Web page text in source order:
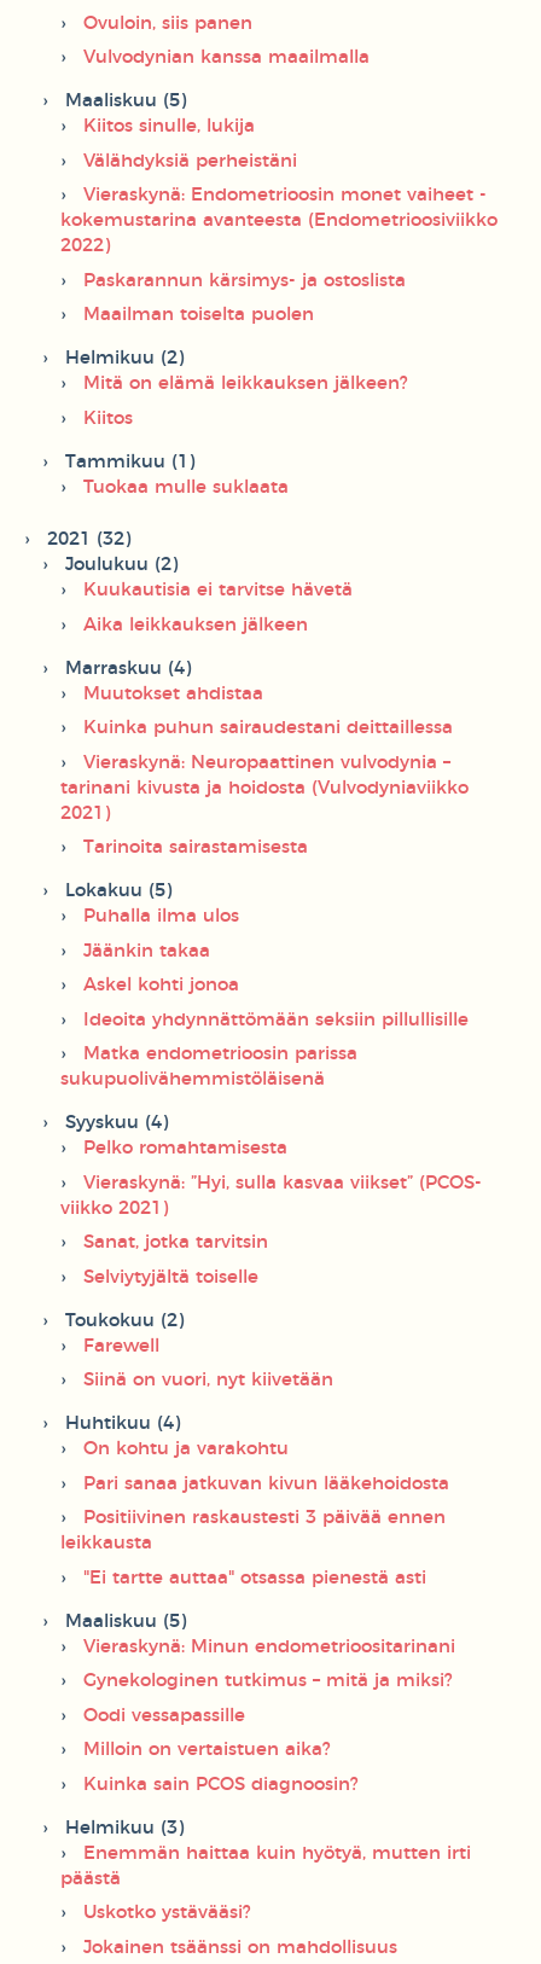
Ovuloin, siis panen
Vulvodynian kanssa maailmalla
Maaliskuu (5)
Kiitos sinulle, lukija
Välähdyksiä perheistäni
Vieraskynä: Endometrioosin monet vaiheet -
kokemustarina avanteesta (Endometrioosiviikko
2022)
Paskarannun kärsimys- ja ostoslista
Maailman toiselta puolen
Helmikuu (2)
Mitä on elämä leikkauksen jälkeen?
Kiitos
Tammikuu (1)
Tuokaa mulle suklaata
2021 (32)
Joulukuu (2)
Kuukautisia ei tarvitse hävetä
Aika leikkauksen jälkeen
Marraskuu (4)
Muutokset ahdistaa
Kuinka puhun sairaudestani deittaillessa
Vieraskynä: Neuropaattinen vulvodynia –
tarinani kivusta ja hoidosta (Vulvodyniaviikko
2021)
Tarinoita sairastamisesta
Lokakuu (5)
Puhalla ilma ulos
Jäänkin takaa
Askel kohti jonoa
Ideoita yhdynnättömään seksiin pillullisille
Matka endometrioosin parissa
sukupuolivähemmistöläisenä
Syyskuu (4)
Pelko romahtamisesta
Vieraskynä: ”Hyi, sulla kasvaa viikset” (PCOS-
viikko 2021)
Sanat, jotka tarvitsin
Selviytyjältä toiselle
Toukokuu (2)
Farewell
Siinä on vuori, nyt kiivetään
Huhtikuu (4)
On kohtu ja varakohtu
Pari sanaa jatkuvan kivun lääkehoidosta
Positiivinen raskaustesti 3 päivää ennen
leikkausta
"Ei tartte auttaa" otsassa pienestä asti
Maaliskuu (5)
Vieraskynä: Minun endometrioositarinani
Gynekologinen tutkimus – mitä ja miksi?
Oodi vessapassille
Milloin on vertaistuen aika?
Kuinka sain PCOS diagnoosin?
Helmikuu (3)
Enemmän haittaa kuin hyötyä, mutten irti
päästä
Uskotko ystävääsi?
Jokainen tsäänssi on mahdollisuus